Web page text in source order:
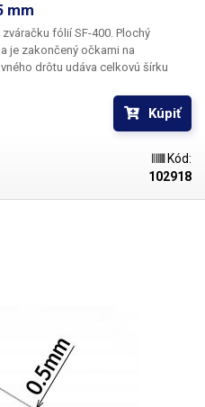
mm
fólií SF-400. Plochý
je zakončený očkami na
drôtu udáva celkovú šírku
Kúpiť
Kód:
102918